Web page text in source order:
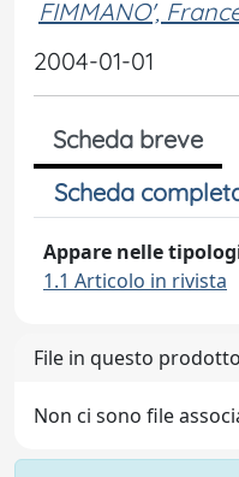
FIMMANO',
2004-01-01
Scheda breve
Scheda
Appare nelle
1.1 Articolo in rivista
File in questo
Non ci sono file